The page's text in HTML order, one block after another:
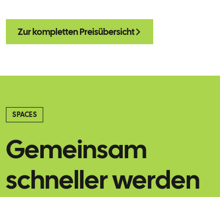
Zur kompletten Preisübersicht
SPACES
Gemeinsam
schneller werden